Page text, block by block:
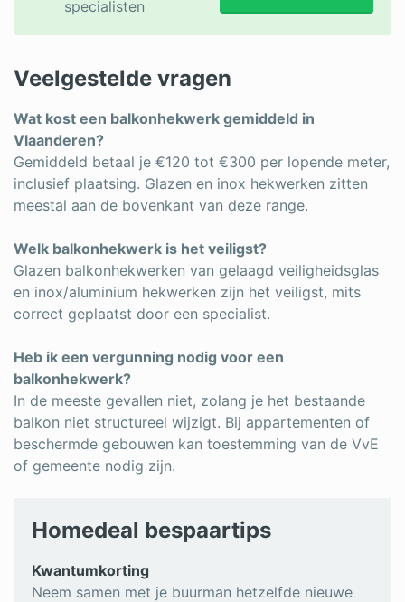
specialisten
Veelgestelde vragen
Wat kost een balkonhekwerk gemiddeld in
Vlaanderen?
Gemiddeld betaal je €120 tot €300 per lopende meter,
inclusief plaatsing. Glazen en inox hekwerken zitten
meestal aan de bovenkant van deze range.
Welk balkonhekwerk is het veiligst?
Glazen balkonhekwerken van gelaagd veiligheidsglas
en inox/aluminium hekwerken zijn het veiligst, mits
correct geplaatst door een specialist.
Heb ik een vergunning nodig voor een
balkonhekwerk?
In de meeste gevallen niet, zolang je het bestaande
balkon niet structureel wijzigt. Bij appartementen of
beschermde gebouwen kan toestemming van de VvE
of gemeente nodig zijn.
Homedeal bespaartips
Kwantumkorting
Neem samen met je buurman hetzelfde nieuwe